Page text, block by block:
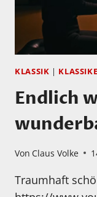
KLASSIK |
Endlich
Von Claus Volke
Traumhaft